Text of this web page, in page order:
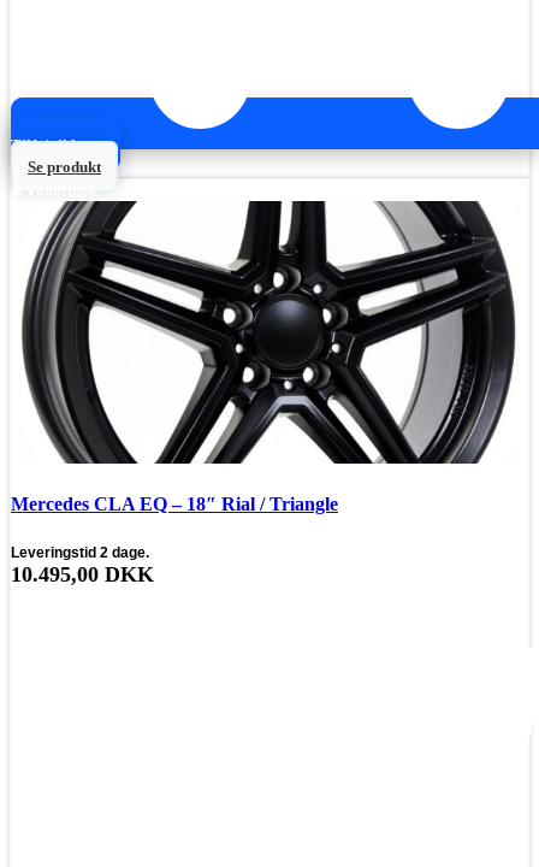
Tilføj til kurv
Se produkt
❄ Vinterdæk
Mercedes CLA EQ – 18″ Rial / Triangle
Leveringstid 2 dage.
10.495,00 DKK